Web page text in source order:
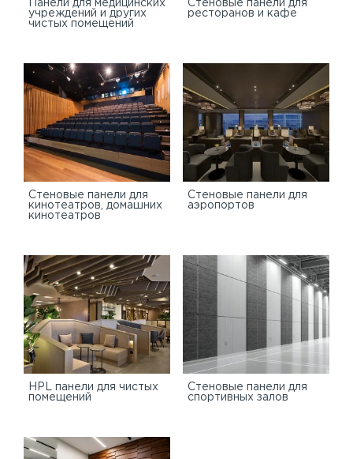
Панели для медицинских
учреждений и других
чистых помещений
Стеновые панели для
ресторанов и кафе
Стеновые панели для
кинотеатров, домашних
кинотеатров
Стеновые панели для
аэропортов
HPL панели для чистых
помещений
Стеновые панели для
спортивных залов